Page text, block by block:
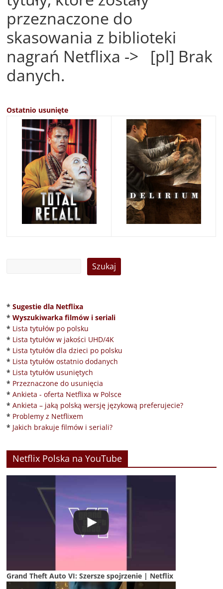
przeznaczone do
skasowania z biblioteki
nagrań Netflixa -> [pl] Brak
danych.
Ostatnio usunięte
* Sugestie dla Netflixa
* Wyszukiwarka filmów i seriali
* Lista tytułów po polsku
* Lista tytułów w jakości UHD/4K
* Lista tytułów dla dzieci po polsku
* Lista tytułów ostatnio dodanych
* Lista tytułów usuniętych
* Przeznaczone do usunięcia
* Ankieta - oferta Netflixa w Polsce
* Ankieta – jaką polską wersję językową preferujecie?
* Problemy z Netflixem
* Jakich brakuje filmów i seriali?
Netflix Polska na YouTube
Grand Theft Auto VI: Szersze spojrzenie | Netflix